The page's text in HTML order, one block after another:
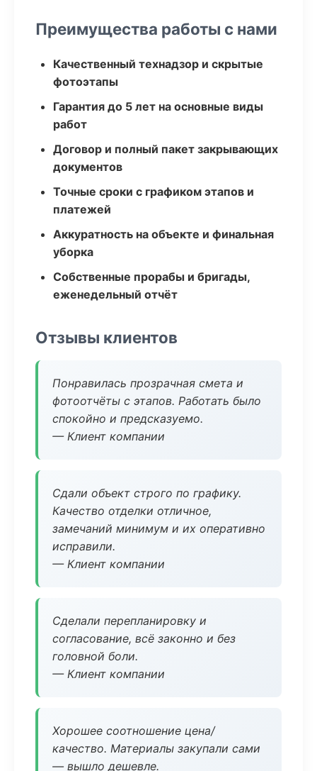
Преимущества работы с нами
Качественный технадзор и скрытые
фотоэтапы
Гарантия до 5 лет на основные виды
работ
Договор и полный пакет закрывающих
документов
Точные сроки с графиком этапов и
платежей
Аккуратность на объекте и финальная
уборка
Собственные прорабы и бригады,
еженедельный отчёт
Отзывы клиентов
Понравилась прозрачная смета и
фотоотчёты с этапов. Работать было
спокойно и предсказуемо.
— Клиент компании
Сдали объект строго по графику.
Качество отделки отличное,
замечаний минимум и их оперативно
исправили.
— Клиент компании
Сделали перепланировку и
согласование, всё законно и без
головной боли.
— Клиент компании
Хорошее соотношение цена/
качество. Материалы закупали сами
— вышло дешевле.